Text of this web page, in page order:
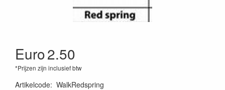
Euro2.50
*Prijzen zijn inclusief btw
Artikelcode: WalkRedspring